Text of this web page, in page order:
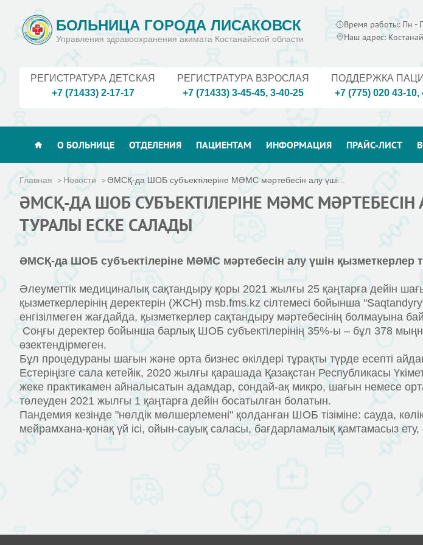
БОЛЬНИЦА ГОРОДА ЛИСАКОВСК
Управления здравоохранения акимата Костанайской области
Время работы: Пн -
Наш адрес:
РЕГИСТРАТУРА ДЕТСКАЯ
+7 (71433) 2-17-17
РЕГИСТРАТУРА ВЗРОСЛАЯ
+7 (71433) 3-45-45, 3-40-25
ПОДДЕРЖКА
+7 (775) 020 43-10,
О БОЛЬНИЦЕ ОТДЕЛЕНИЯ ПАЦИЕНТАМ ИНФОРМАЦИЯ ПРАЙС-ЛИСТ
Главная Новости ӘМСҚ-да ШОБ субъектілеріне МӘМС мәртебесін алу үші...
ӘМСҚ-ДА ШОБ СУБЪЕКТІЛЕРІНЕ МӘМС МӘРТЕБЕСІН
ТУРАЛЫ ЕСКЕ САЛАДЫ
ӘМСҚ-да ШОБ субъектілеріне МӘМС мәртебесін алу үшін қызметкерлер
Әлеуметтік медициналық сақтандыру қоры 2021 жылғы 25 қаңтарға дейін
қызметкерлерінің деректерін (ЖСН) msb.fms.kz сілтемесі бойынша
енгізілмеген жағдайда, қызметкерлер сақтандыру мәртебесінің
Соңғы деректер бойынша барлық ШОБ субъектілерінің 35%-ы – бұл 378
өзектендірмеген.
Бұл процедураны шағын және орта бизнес өкілдері тұрақты түрде есепті
Естеріңізге сала кетейік, 2020 жылғы қарашада Қазақстан Республикасы
жеке практикамен айналысатын адамдар, сондай-ақ микро, шағын немесе
төлеуден 2021 жылғы 1 қаңтарға дейін босатылған болатын.
Пандемия кезінде "нөлдік мөлшерлемені" қолданған ШОБ тізіміне: сауда,
мейрамхана-қонақ үй ісі, ойын-сауық саласы, бағдарламалық қамтамасыз ету,